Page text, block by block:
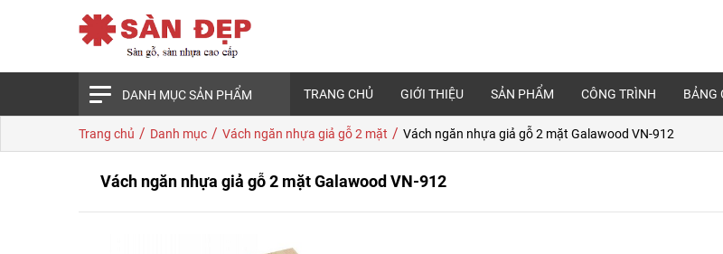
DANH MỤC SẢN PHẨM TRANG CHỦ GIỚI THIỆU SẢN PHẨM CÔNG TRÌNH BẢNG
Trang chủ / Danh mục / Vách ngăn nhựa giả gỗ 2 mặt / Vách ngăn nhựa giả gỗ 2 mặt Galawood VN-912
Vách ngăn nhựa giả gỗ 2 mặt Galawood VN-912